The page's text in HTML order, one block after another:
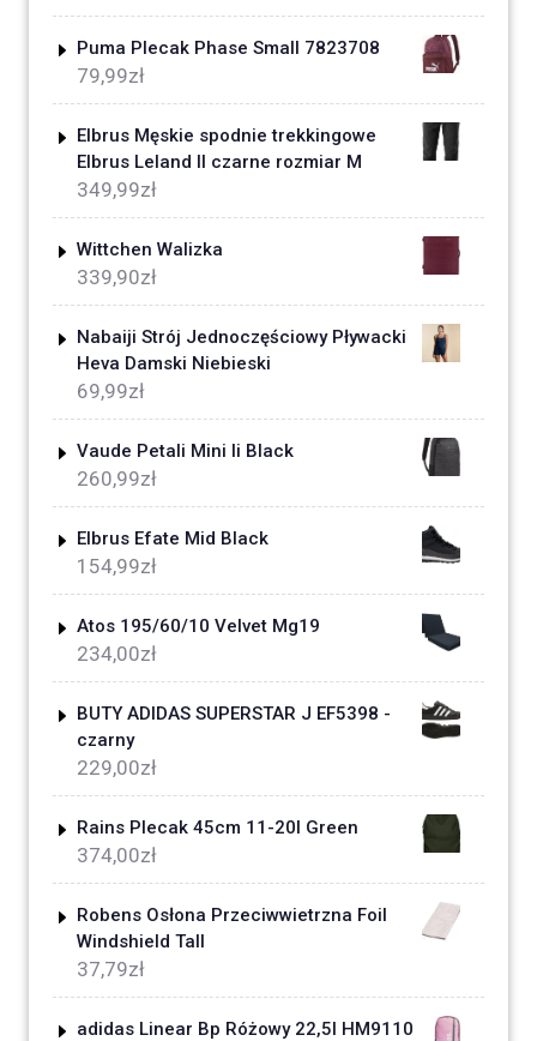
Puma Plecak Phase Small 7823708
79,99zł
Elbrus Męskie spodnie trekkingowe
Elbrus Leland II czarne rozmiar M
349,99zł
Wittchen Walizka
339,90zł
Nabaiji Strój Jednoczęściowy Pływacki
Heva Damski Niebieski
69,99zł
Vaude Petali Mini Ii Black
260,99zł
Elbrus Efate Mid Black
154,99zł
Atos 195/60/10 Velvet Mg19
234,00zł
BUTY ADIDAS SUPERSTAR J EF5398 -
czarny
229,00zł
Rains Plecak 45cm 11-20l Green
374,00zł
Robens Osłona Przeciwwietrzna Foil
Windshield Tall
37,79zł
adidas Linear Bp Różowy 22,5l HM9110